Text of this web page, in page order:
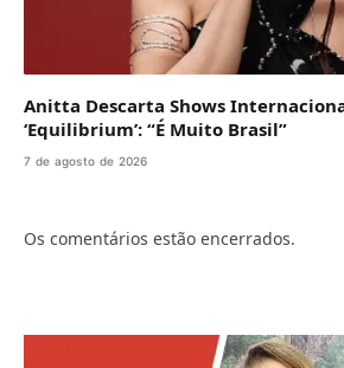
Anitta Descarta Shows
‘Equilibrium’: “É Muito Brasil”
7 de agosto de 2026
Os comentários estão encerrados.